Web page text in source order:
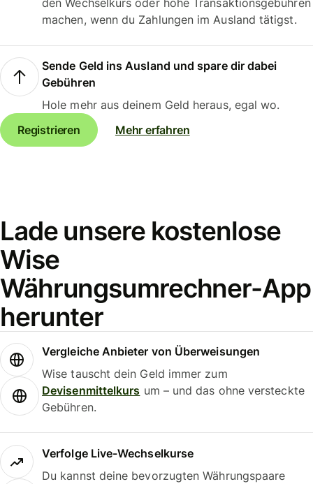
den Wechselkurs oder hohe Transaktionsgebühren
machen, wenn du Zahlungen im Ausland tätigst.
Sende Geld ins Ausland und spare dir dabei
Gebühren
Hole mehr aus deinem Geld heraus, egal wo.
Registrieren
Mehr erfahren
Lade unsere kostenlose
Wise
Währungsumrechner-App
herunter
Vergleiche Anbieter von Überweisungen
Wise tauscht dein Geld immer zum
Devisenmittelkurs um – und das ohne versteckte
Gebühren.
Verfolge Live-Wechselkurse
Du kannst deine bevorzugten Währungspaare